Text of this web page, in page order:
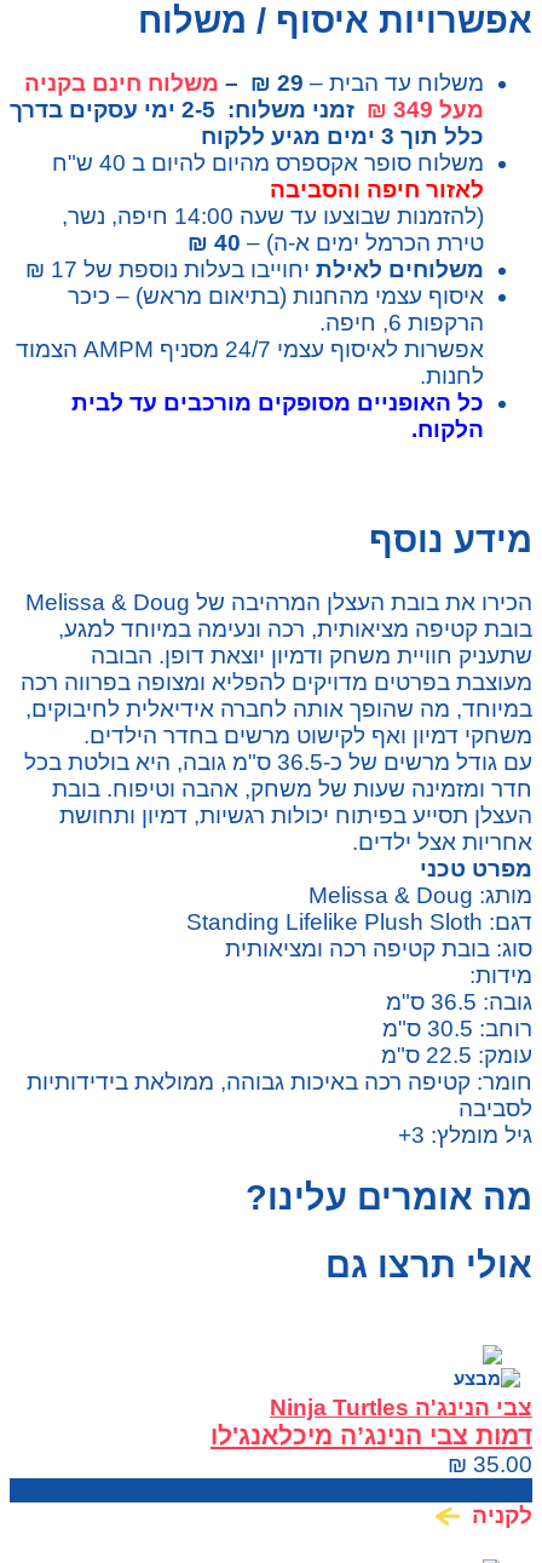
אפשרויות איסוף / משלוח
משלוח עד הבית – 29 ₪ –
משלוח חינם בקניה
מעל 349 ₪
זמני משלוח: 2-5 ימי עסקים בדרך
כלל תוך 3 ימים מגיע ללקוח
משלוח סופר אקספרס מהיום להיום ב 40 ש"ח
לאזור חיפה והסביבה
(להזמנות שבוצעו עד שעה 14:00 חיפה, נשר,
טירת הכרמל ימים א-ה) – 40 ₪
משלוחים לאילתיחוייבו בעלות נוספת של 17 ₪
איסוף עצמי מהחנות (בתיאום מראש) – כיכר
הרקפות 6, חיפה.
אפשרות לאיסוף עצמי 24/7 מסניף AMPM הצמוד
לחנות.
כל האופניים מסופקים מורכבים עד לבית
הלקוח.
מידע נוסף
הכירו את בובת העצלן המרהיבה של Melissa & Doug
בובת קטיפה מציאותית, רכה ונעימה במיוחד למגע,
שתעניק חוויית משחק ודמיון יוצאת דופן. הבובה
מעוצבת בפרטים מדויקים להפליא ומצופה בפרווה רכה
במיוחד, מה שהופך אותה לחברה אידיאלית לחיבוקים,
משחקי דמיון ואף לקישוט מרשים בחדר הילדים.
עם גודל מרשים של כ-36.5 ס"מ גובה, היא בולטת בכל
חדר ומזמינה שעות של משחק, אהבה וטיפוח. בובת
העצלן תסייע בפיתוח יכולות רגשיות, דמיון ותחושת
אחריות אצל ילדים.
מפרט טכני
מותג: Melissa & Doug
דגם: Standing Lifelike Plush Sloth
סוג: בובת קטיפה רכה ומציאותית
מידות:
גובה: 36.5 ס"מ
רוחב: 30.5 ס"מ
עומק: 22.5 ס"מ
חומר: קטיפה רכה באיכות גבוהה, ממולאת בידידותיות
לסביבה
גיל מומלץ: 3+
מה אומרים עלינו?
אולי תרצו גם
צבי הנינג'ה Ninja Turtles
דמות צבי הנינג’ה מיכלאנג'לו
₪ 35.00
לקניה